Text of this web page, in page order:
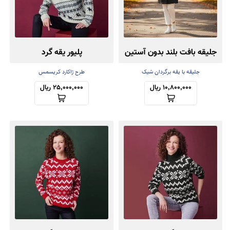
جلیقه بافت بلند بدون آستین
جلیقه با یقه برگردان شیک
10,800,000 ریال
پلیور یقه گرد
طرح ژاکارد کریسمس
25,000,000 ریال